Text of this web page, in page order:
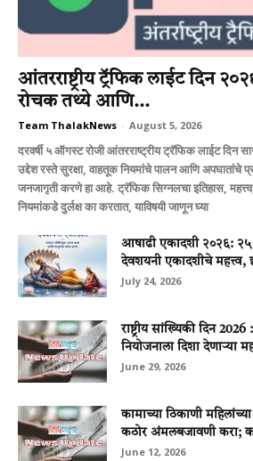
आंतरराष्ट्रीय ट्रॅफिक लाईट दिन
रोचक तथ्ये आणि...
Team ThalakNews - August 5, 2026
दरवर्षी ५ ऑगस्ट रोजी आंतरराष्ट्रीय ट्रॅफिक लाईट दिन
उद्देश रस्ते सुरक्षा, वाहतूक नियमांचे पालन आणि अपघातांचे
जनजागृती करणे हा आहे. ट्रॅफिक सिग्नलचा इतिहास,
नियमांकडे दुर्लक्ष का करतात, याविषयी जाणून घ्या
आषाढी एकादशी २०२६: २५
देवशयनी एकादशीचे महत्त्व,
July 24, 2026
राष्ट्रीय सांख्यिकी दिन
नियोजनाला दिशा देणाऱ्या
June 29, 2026
कामाच्या ठिकाणी महिलांच्या
कठोर अंमलबजावणी करा;
June 12, 2026